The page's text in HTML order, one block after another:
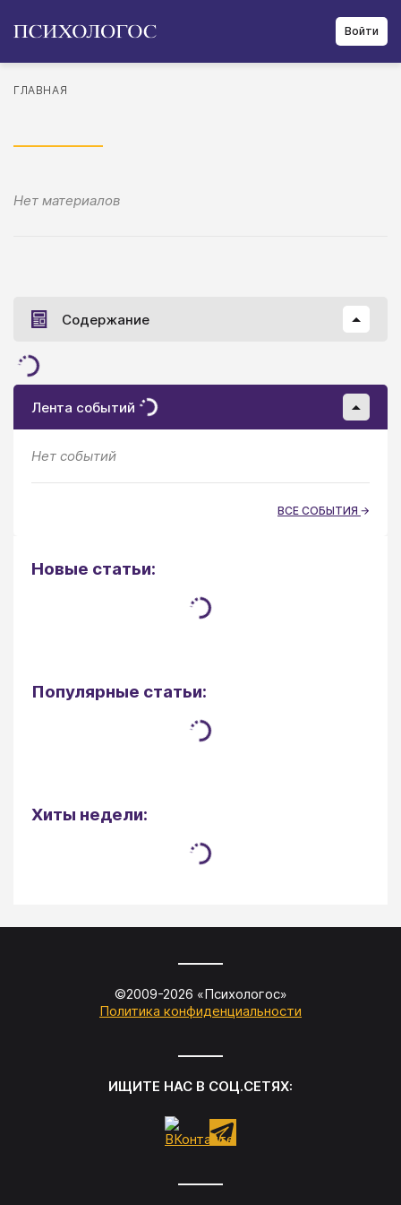
Войти
ГЛАВНАЯ
Нет материалов
Содержание
Лента событий
Нет событий
ВСЕ СОБЫТИЯ
Новые статьи:
Популярные статьи:
Хиты недели:
©2009-2026 «Психологос»
Политика конфиденциальности
ИЩИТЕ НАС В СОЦ.СЕТЯХ: